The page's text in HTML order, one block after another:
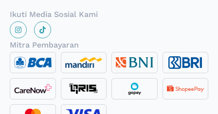
Ikuti Media Sosial Kami
Mitra Pembayaran